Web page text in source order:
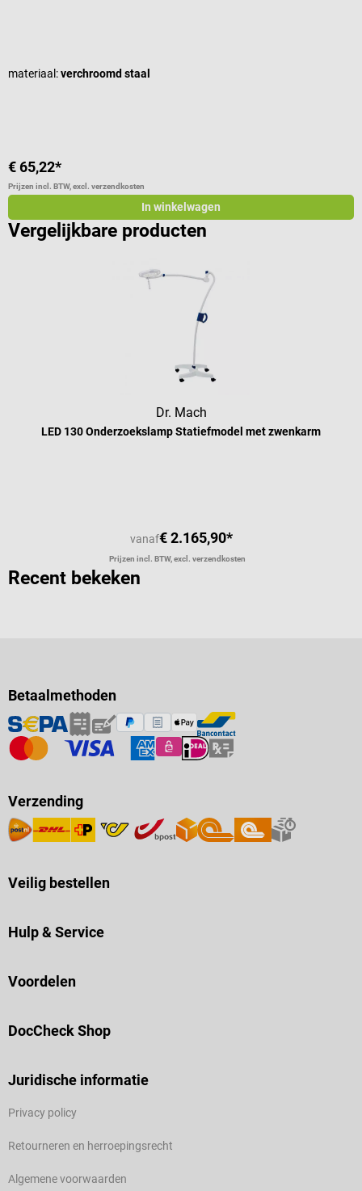
materiaal:verchroomd staal
€ 65,22*
Prijzen incl. BTW, excl. verzendkosten
In winkelwagen
Vergelijkbare producten
Dr. Mach
LED 130 Onderzoekslamp Statiefmodel met zwenkarm
vanaf€ 2.165,90*
Prijzen incl. BTW, excl. verzendkosten
Recent bekeken
Betaalmethoden
Verzending
Veilig bestellen
Hulp & Service
Voordelen
DocCheck Shop
Juridische informatie
Privacy policy
Retourneren en herroepingsrecht
Algemene voorwaarden